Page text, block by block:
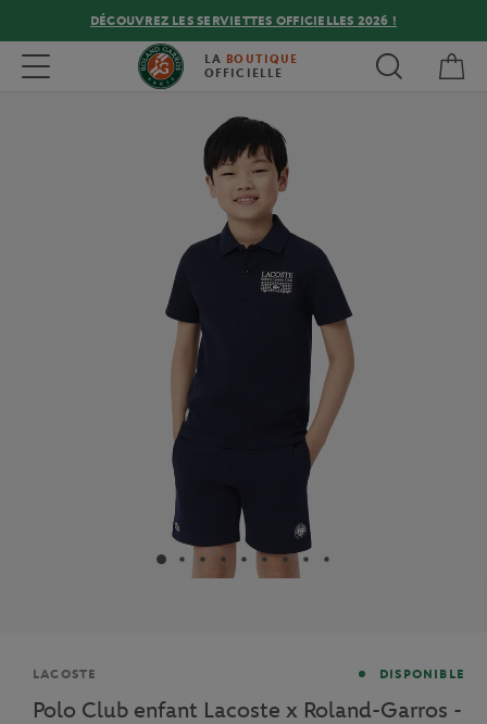
DÉCOUVREZ LES SERVIETTES OFFICIELLES 2026 !
Toggle navigation LA BOUTIQUE
OFFICIELLE
Marque
LACOSTE DISPONIBLE
Polo Club enfant Lacoste x Roland-Garros -